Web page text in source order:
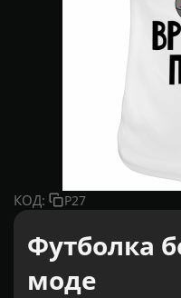
КОД: P27
Футболка
моде